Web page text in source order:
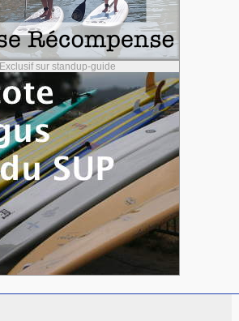
Exclusif sur standup-guide